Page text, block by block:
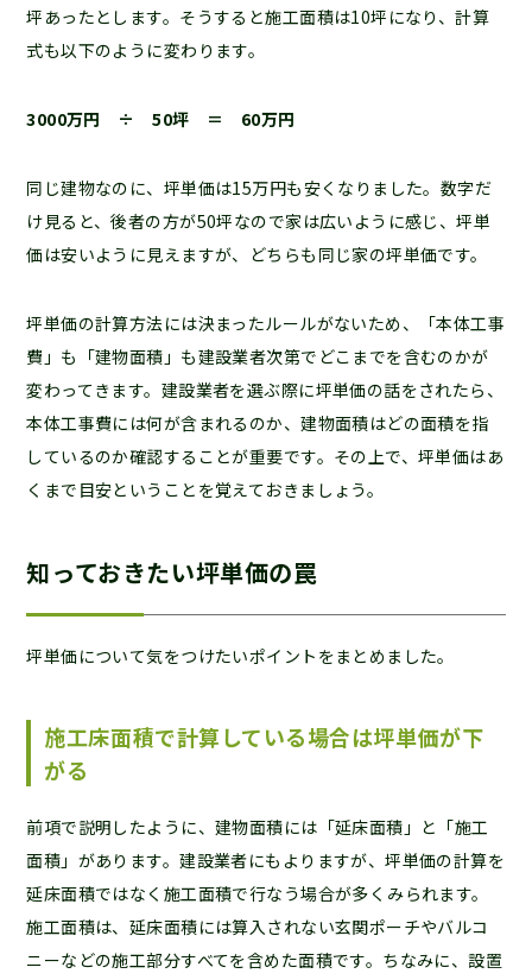
坪あったとします。そうすると施工面積は10坪になり、計算
式も以下のように変わります。
3000万円 ÷ 50坪 ＝ 60万円
同じ建物なのに、坪単価は15万円も安くなりました。数字だ
け見ると、後者の方が50坪なので家は広いように感じ、坪単
価は安いように見えますが、どちらも同じ家の坪単価です。
坪単価の計算方法には決まったルールがないため、「本体工事
費」も「建物面積」も建設業者次第でどこまでを含むのかが
変わってきます。建設業者を選ぶ際に坪単価の話をされたら、
本体工事費には何が含まれるのか、建物面積はどの面積を指
しているのか確認することが重要です。その上で、坪単価はあ
くまで目安ということを覚えておきましょう。
知っておきたい坪単価の罠
坪単価について気をつけたいポイントをまとめました。
施工床面積で計算している場合は坪単価が下
がる
前項で説明したように、建物面積には「延床面積」と「施工
面積」があります。建設業者にもよりますが、坪単価の計算を
延床面積ではなく施工面積で行なう場合が多くみられます。
施工面積は、延床面積には算入されない玄関ポーチやバルコ
ニーなどの施工部分すべてを含めた面積です。ちなみに、設置